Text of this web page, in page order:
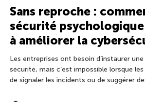
Sans reproche :
sécurité
à améliorer la
Les entreprises ont besoin d’instaurer
sécurité, mais c’est impossible lorsque
de signaler les incidents ou de suggérer